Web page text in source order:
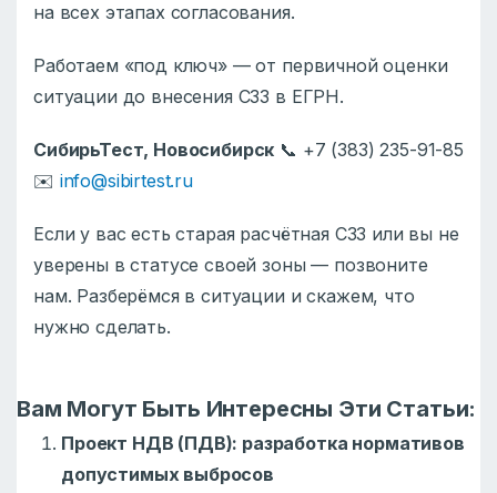
на всех этапах согласования.
Работаем «под ключ» — от первичной оценки
ситуации до внесения СЗЗ в ЕГРН.
СибирьТест, Новосибирск 📞 +7 (383) 235-91-85
✉️ info@sibirtest.ru
Если у вас есть старая расчётная СЗЗ или вы не
уверены в статусе своей зоны — позвоните
нам. Разберёмся в ситуации и скажем, что
нужно сделать.
Вам Могут Быть Интересны Эти Статьи:
Проект НДВ (ПДВ): разработка нормативов
допустимых выбросов